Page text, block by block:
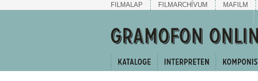
FILMALAP FILMARCHÍVUM MAFILM